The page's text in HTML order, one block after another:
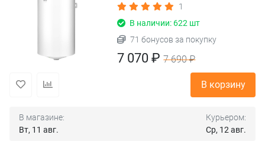
1
В наличии: 622 шт
71 бонусов за покупку
7 070 ₽7 690 ₽
В корзину
В магазине:
Вт, 11 авг.
Курьером:
Ср, 12 авг.